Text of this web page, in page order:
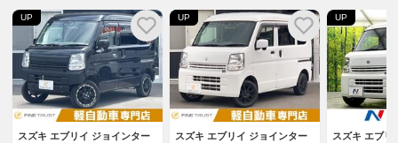
UP
スズキ エブリイ ジョインター
UP
スズキ エブリイ ジョインター
UP
スズキ エブリ